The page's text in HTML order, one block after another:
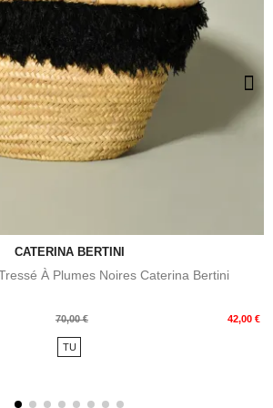
CATERINA BERTINI
À Plumes Noires Caterina Bertini
70,00 € 42,00 €
TU